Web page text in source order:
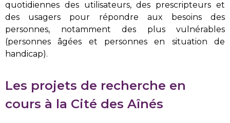
quotidiennes des utilisateurs, des prescripteurs et
des usagers pour répondre aux besoins des
personnes, notamment des plus vulnérables
(personnes âgées et personnes en situation de
handicap).
Les projets de recherche en
cours à la Cité des Aînés